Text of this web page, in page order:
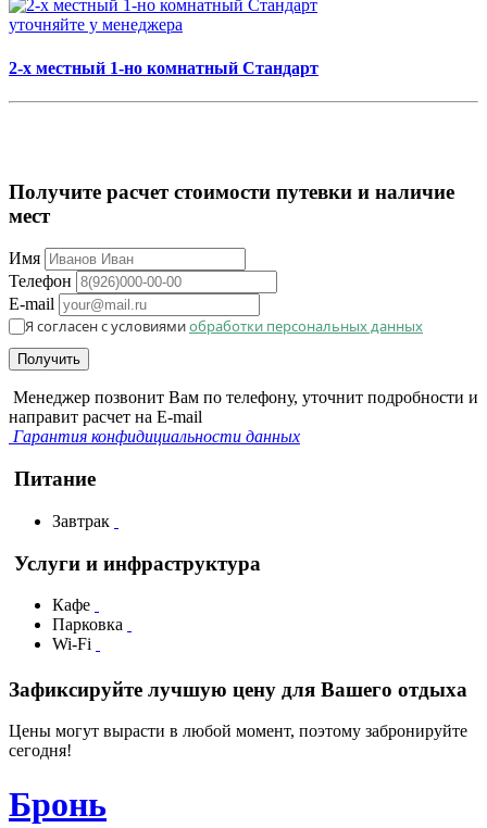
уточняйте у менеджера
2-х местный 1-но комнатный Стандарт
Получите расчет стоимости путевки и наличие
мест
Имя
Телефон
E-mail
Я согласен с условиямиобработки персональных данных
Получить
Менеджер позвонит Вам по телефону, уточнит подробности и
направит расчет на E-mail
Гарантия конфидициальности данных
Питание
Завтрак
Услуги и инфраструктура
Кафе
Парковка
Wi-Fi
Зафиксируйте лучшую цену для Вашего отдыха
Цены могут вырасти в любой момент, поэтому забронируйте
сегодня!
Бронь